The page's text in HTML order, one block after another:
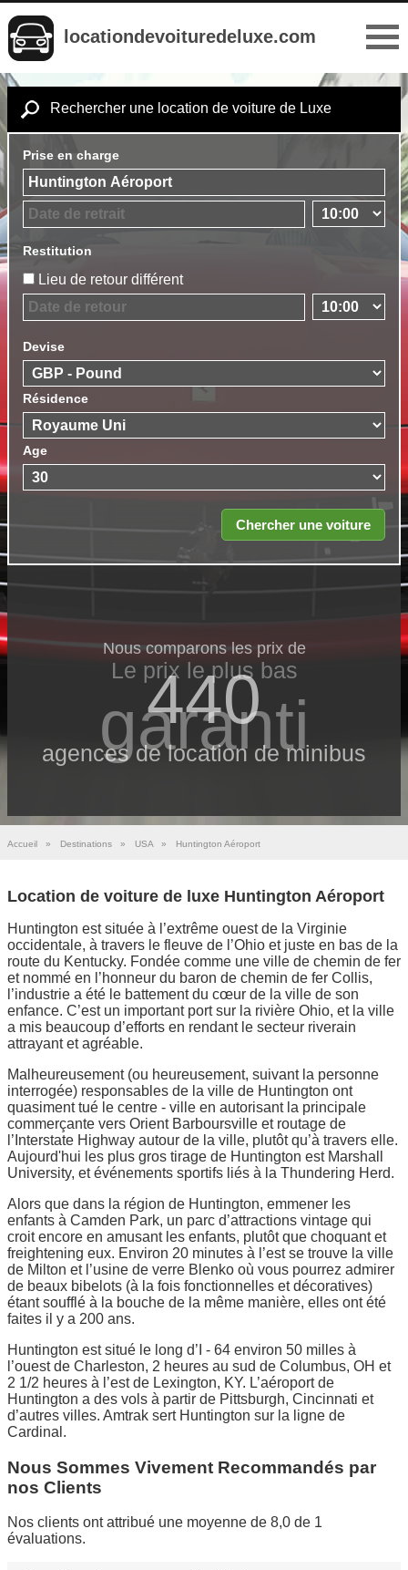
locationdevoituredeluxe.com
Rechercher une location de voiture de Luxe
Prise en charge
Restitution
Lieu de retour différent
Devise
Résidence
Age
Nous comparons les prix de
440
agences de location de minibus
Le prix le​ plus bas
garanti
Accueil » Destinations » USA » Huntington Aéroport
Location de voiture de luxe Huntington Aéroport
Huntington est située à l’extrême ouest de la Virginie
occidentale, à travers le fleuve de l’Ohio et juste en bas de la
route du Kentucky. Fondée comme une ville de chemin de fer
et nommé en l’honneur du baron de chemin de fer Collis,
l’industrie a été le battement du cœur de la ville de son
enfance. C’est un important port sur la rivière Ohio, et la ville
a mis beaucoup d’efforts en rendant le secteur riverain
attrayant et agréable.
Malheureusement (ou heureusement, suivant la personne
interrogée) responsables de la ville de Huntington ont
quasiment tué le centre - ville en autorisant la principale
commerçante vers Orient Barboursville et routage de
l’Interstate Highway autour de la ville, plutôt qu’à travers elle.
Aujourd'hui les plus gros tirage de Huntington est Marshall
University, et événements sportifs liés à la Thundering Herd.
Alors que dans la région de Huntington, emmener les
enfants à Camden Park, un parc d’attractions vintage qui
croit encore en amusant les enfants, plutôt que choquant et
freightening eux. Environ 20 minutes à l’est se trouve la ville
de Milton et l’usine de verre Blenko où vous pourrez admirer
de beaux bibelots (à la fois fonctionnelles et décoratives)
étant soufflé à la bouche de la même manière, elles ont été
faites il y a 200 ans.
Huntington est situé le long d’I - 64 environ 50 milles à
l’ouest de Charleston, 2 heures au sud de Columbus, OH et
2 1/2 heures à l’est de Lexington, KY. L’aéroport de
Huntington a des vols à partir de Pittsburgh, Cincinnati et
d’autres villes. Amtrak sert Huntington sur la ligne de
Cardinal.
Nous Sommes Vivement Recommandés par
nos Clients
Nos clients ont attribué une moyenne de 8,0 de 1
évaluations.